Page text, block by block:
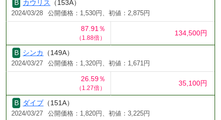
カウリス （153A）
2024/03/28 公開価格：1,530円、初値：2,875円
87.91％
（1.88倍）
134,500円
シンカ （149A）
2024/03/27 公開価格：1,320円、初値：1,671円
26.59％
（1.27倍）
35,100円
ダイブ （151A）
2024/03/27 公開価格：1,820円、初値：3,225円